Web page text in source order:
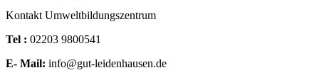
Kontakt Umweltbildungszentrum
Tel : 02203 9800541
E- Mail: info@gut-leidenhausen.de